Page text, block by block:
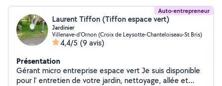
Auto-entrepreneur
Laurent Tiffon (Tiffon espace vert)
Jardinier
Villenave-d'Ornon (Croix de Leysotte-Chanteloiseau-St Bris)
4,4/5 (9 avis)
Présentation
Gérant micro entreprise espace vert Je suis disponible
pour l' entretien de votre jardin, nettoyage, allée et